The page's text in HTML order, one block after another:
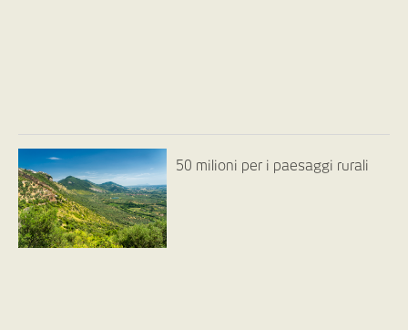
50 milioni per i paesaggi rurali